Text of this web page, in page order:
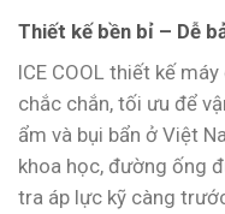
Thiết kế bền bỉ – Dễ
ICE COOL thiết kế
chắc chắn, tối ưu để
ẩm và bụi bẩn ở Việt
khoa học, đường ống
tra áp lực kỹ càng